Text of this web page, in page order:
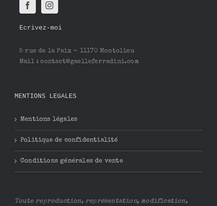
Ecrivez-moi
5 rue de la Paix – 11170 Montolieu
Mail : contact@gaelleferradini.com
MENTIONS LEGALES
Mentions légales
Politique de confidentialité
Conditions générales de vente
Toute reproduction, représentation, modification,